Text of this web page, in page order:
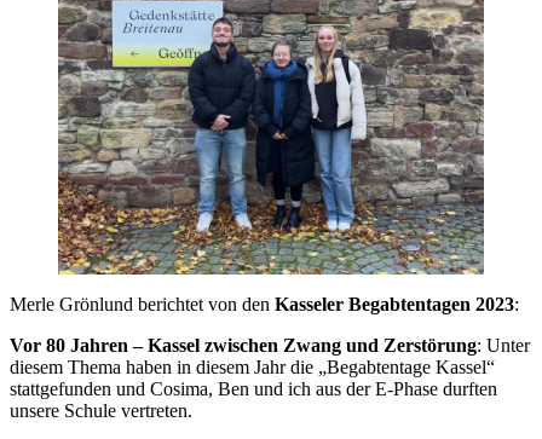
Merle Grönlund berichtet von den Kasseler Begabtentagen 2023:
Vor 80 Jahren – Kassel zwischen Zwang und Zerstörung: Unter
diesem Thema haben in diesem Jahr die „Begabtentage Kassel“
stattgefunden und Cosima, Ben und ich aus der E-Phase durften
unsere Schule vertreten.